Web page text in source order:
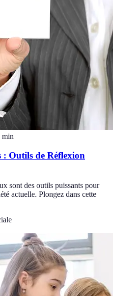
min
: Outils de Réflexion
sont des outils puissants pour
actuelle. Plongez dans cette